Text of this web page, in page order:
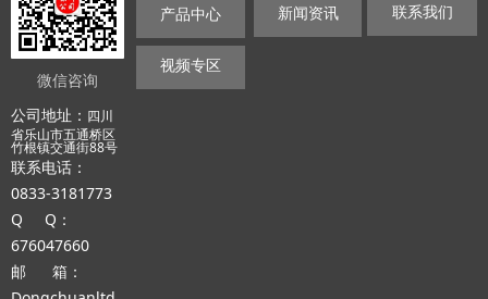
微信咨询
产品中心 新闻资讯
视频专区
联系我们
公司地址： 四川
省乐山市五通桥区
竹根镇交通街88号
联系电话：
0833-3181773
Q Q：
676047660
邮 箱：